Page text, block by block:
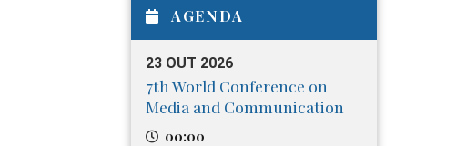
AGENDA
23 OUT 2026
7th World Conference on
Media and Communication
00:00